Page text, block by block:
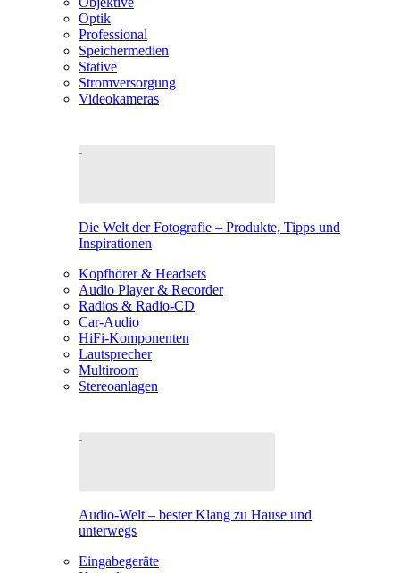
Optik
Professional
Speichermedien
Stative
Stromversorgung
Videokameras
Die Welt der Fotografie – Produkte, Tipps und
Inspirationen
Kopfhörer & Headsets
Audio Player & Recorder
Radios & Radio-CD
Car-Audio
HiFi-Komponenten
Lautsprecher
Multiroom
Stereoanlagen
Audio-Welt – bester Klang zu Hause und
unterwegs
Eingabegeräte